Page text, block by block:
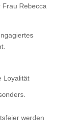
Rebecca
Loyalität
werden